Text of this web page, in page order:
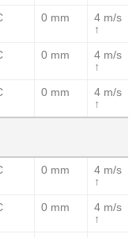
0 mm
4 m/s
↑
0 mm
4 m/s
↑
0 mm
4 m/s
↑
0 mm
4 m/s
↑
0 mm
4 m/s
↑